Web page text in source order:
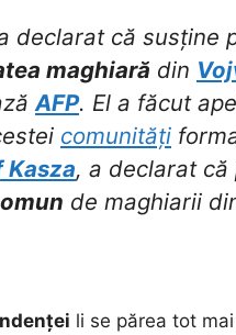
declarat că susține
maghiară din
AFP. El a făcut
comunități
Kasza, a declarat că
de maghiarii
li se părea tot